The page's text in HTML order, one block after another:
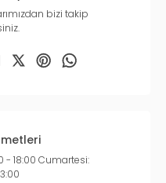
bizi takip
- 18:00 Cumartesi: